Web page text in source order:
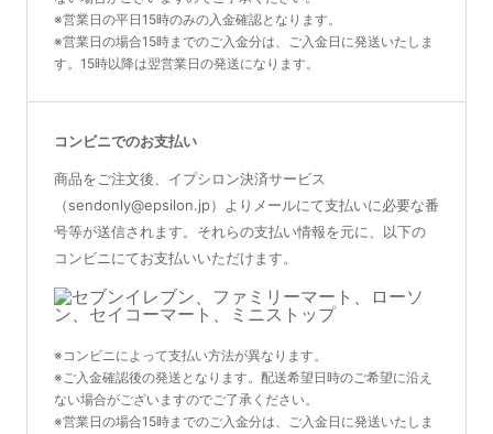
※営業日の平日15時のみの入金確認となります。
※営業日の場合15時までのご入金分は、ご入金日に発送いたしま
す。15時以降は翌営業日の発送になります。
コンビニでのお支払い
商品をご注文後、イプシロン決済サービス
（sendonly@epsilon.jp）よりメールにて支払いに必要な番
号等が送信されます。それらの支払い情報を元に、以下の
コンビニにてお支払いいただけます。
※コンビニによって支払い方法が異なります。
※ご入金確認後の発送となります。配送希望日時のご希望に沿え
ない場合がございますのでご了承ください。
※営業日の場合15時までのご入金分は、ご入金日に発送いたしま